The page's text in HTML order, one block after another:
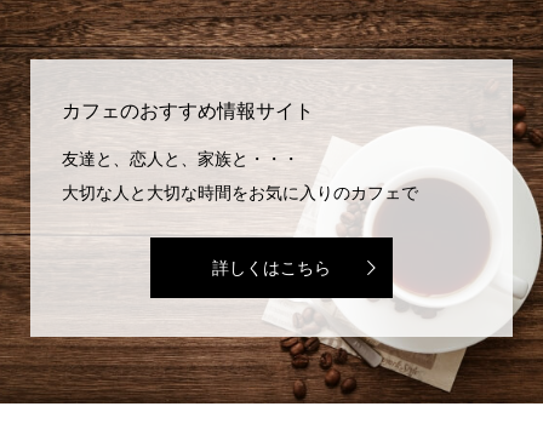
カフェのおすすめ情報サイト
友達と、恋人と、家族と・・・
大切な人と大切な時間をお気に入りのカフェで
詳しくはこちら